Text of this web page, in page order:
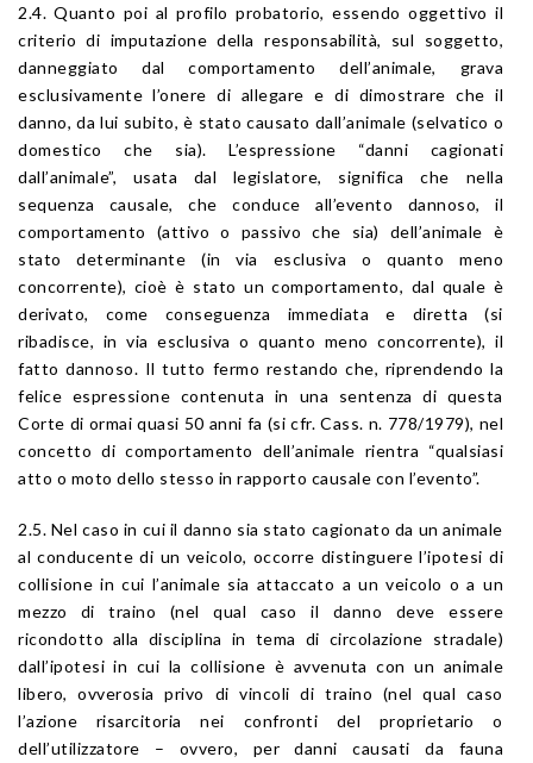
2.4. Quanto poi al profilo probatorio, essendo oggettivo il
criterio di imputazione della responsabilità, sul soggetto,
danneggiato dal comportamento dell’animale, grava
esclusivamente l’onere di allegare e di dimostrare che il
danno, da lui subito, è stato causato dall’animale (selvatico o
domestico che sia). L’espressione “danni cagionati
dall’animale”, usata dal legislatore, significa che nella
sequenza causale, che conduce all’evento dannoso, il
comportamento (attivo o passivo che sia) dell’animale è
stato determinante (in via esclusiva o quanto meno
concorrente), cioè è stato un comportamento, dal quale è
derivato, come conseguenza immediata e diretta (si
ribadisce, in via esclusiva o quanto meno concorrente), il
fatto dannoso. Il tutto fermo restando che, riprendendo la
felice espressione contenuta in una sentenza di questa
Corte di ormai quasi 50 anni fa (si cfr. Cass. n. 778/1979), nel
concetto di comportamento dell’animale rientra “qualsiasi
atto o moto dello stesso in rapporto causale con l’evento”.
2.5. Nel caso in cui il danno sia stato cagionato da un animale
al conducente di un veicolo, occorre distinguere l’ipotesi di
collisione in cui l’animale sia attaccato a un veicolo o a un
mezzo di traino (nel qual caso il danno deve essere
ricondotto alla disciplina in tema di circolazione stradale)
dall’ipotesi in cui la collisione è avvenuta con un animale
libero, ovverosia privo di vincoli di traino (nel qual caso
l’azione risarcitoria nei confronti del proprietario o
dell’utilizzatore – ovvero, per danni causati da fauna